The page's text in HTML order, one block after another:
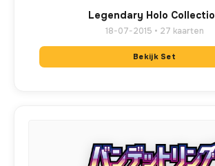
Legendary Holo
18-07-2015 • 27 kaarten
Bekijk Set